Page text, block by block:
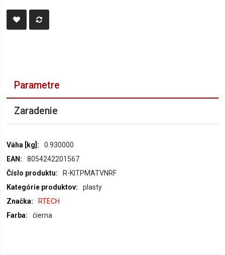
Parametre
Zaradenie
Parametre
0.930000
8054242201567
R-KITPMATVNRF
plasty
RTECH
ćierna